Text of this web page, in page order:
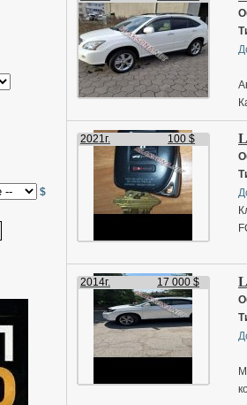
$
2021г. 100 $
2014г. 17 000 $